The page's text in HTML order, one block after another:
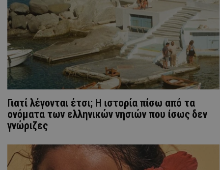
Γιατί λέγονται έτσι; Η ιστορία πίσω από τα
ονόματα των ελληνικών νησιών που ίσως δεν
γνώριζες